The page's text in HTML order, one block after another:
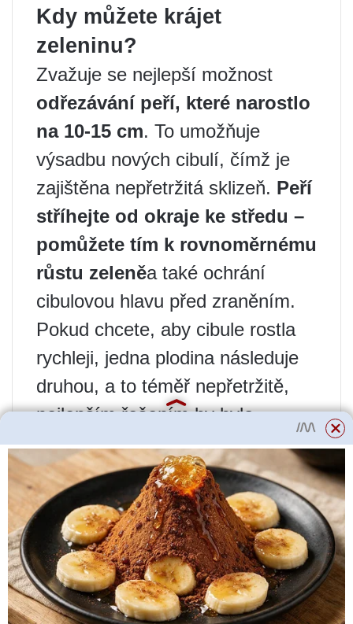
Kdy můžete krájet
zeleninu?
Zvažuje se nejlepší možnost
odřezávání peří, které narostlo
na 10-15 cm. To umožňuje
výsadbu nových cibulí, čímž je
zajištěna nepřetržitá sklizeň. Peří
stříhejte od okraje ke středu –
pomůžete tím k rovnoměrnému
růstu zeleněa také ochrání
cibulovou hlavu před zraněním.
Pokud chcete, aby cibule rostla
rychleji, jedna plodina následuje
druhou, a to téměř nepřetržitě,
nejlepším řešením by bylo
zakoupit nebo postavit
hydroponické zařízení. Růst bude
velmi rychlý a riziko hniloby bude
poměrně nízké. Rozdíl v
metodách pěstování nemá téměř
žádný vliv na chuť, málo závisí
na intenzitě růstu. Chuťový faktor